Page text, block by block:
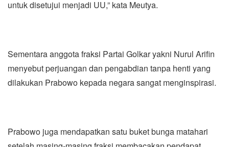
untuk disetujui menjadi UU,” kata Meutya.
Sementara anggota fraksi Partai Golkar yakni Nurul Arifin
menyebut perjuangan dan pengabdian tanpa henti yang
dilakukan Prabowo kepada negara sangat menginspirasi.
Prabowo juga mendapatkan satu buket bunga matahari